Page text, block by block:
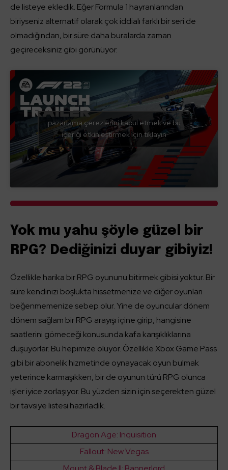
de listeye ekledik. Eğer Formula 1 hayranlarından
biriyseniz alternatif olarak çok iddialı farklı bir seri de
olmadığından, bir süre daha buralarda zaman
geçireceksiniz gibi görünüyor.
pazarlama çerezlerini kabul etmek ve bu
içeriği etkinleştirmek için tıklayın
Yok mu yahu şöyle güzel bir
RPG? Dediğinizi duyar gibiyiz!
Özellikle harika bir RPG oyununu bitirmek gibisi yoktur. Bir
süre kendinizi boşlukta hissetmenize ve diğer oyunları
beğenmemenize sebep olur. Yine de oyuncular dönem
dönem sağlam bir RPG arayışı içine girip, hangisine
saatlerini gömeceği konusunda kafa karışıklıklarına
düşüyorlar. Bu hepimize oluyor. Özellikle Xbox Game Pass
gibi bir abonelik hizmetinde oynayacak oyun bulmak
yeterince karmaşıkken, bir de oyunun türü RPG olunca
işler iyice zorlaşıyor. Bu yüzden sizin için seçerekten güzel
bir tavsiye listesi hazırladık.
Dragon Age: Inquisition
Fallout: New Vegas